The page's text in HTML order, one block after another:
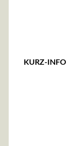
KURZ-INFO